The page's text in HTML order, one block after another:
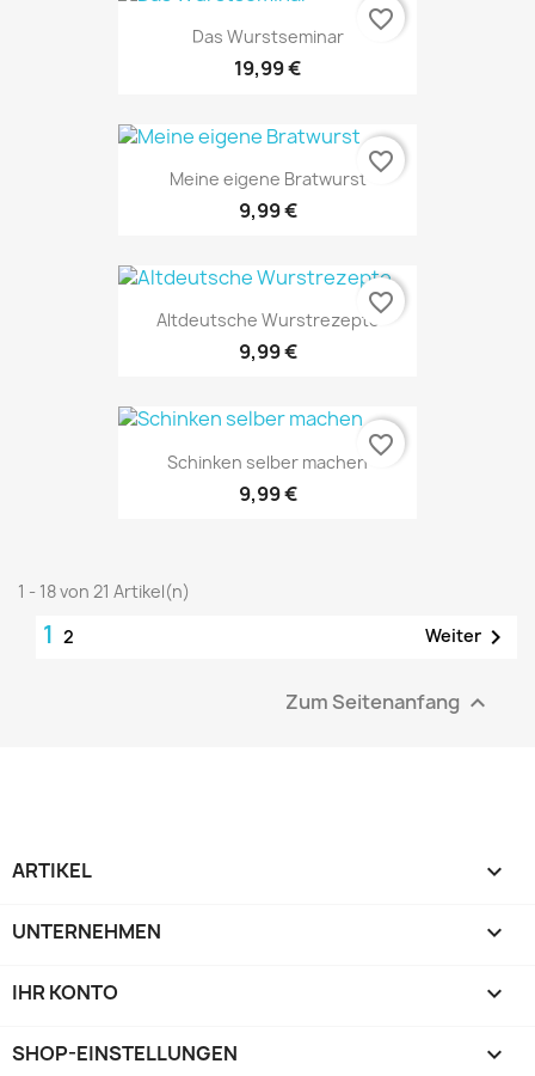
Das Wurstseminar
19,99 €
favorite_border
Meine eigene Bratwurst
9,99 €
favorite_border
Altdeutsche Wurstrezepte
9,99 €
favorite_border
Schinken selber machen
9,99 €
favorite_border
1 - 18 von 21 Artikel(n)
1 2 Weiter 
Zum Seitenanfang 
ARTIKEL 
UNTERNEHMEN 
IHR KONTO 
SHOP-EINSTELLUNGEN keyboard_arrow_down